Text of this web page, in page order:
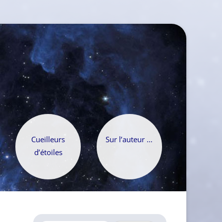
Cueilleurs
d’étoiles
Sur l’auteur …